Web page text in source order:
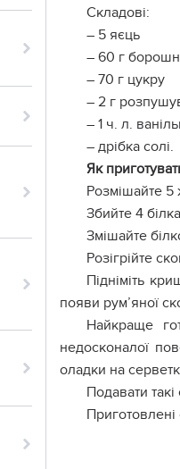
Складові:
– 5 яєць
– 60 г
– 70 г цукру
– 2 г
– 1 ч. л.
– дрібка солі.
Як
Розмішайте 5
Збийте 4
Змішайте
Розігрійте
Підніміть
появи рум’яної
Найкраще
недосконалої
оладки на
Подавати